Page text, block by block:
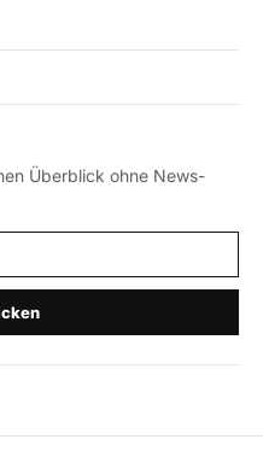
Überblick ohne News-